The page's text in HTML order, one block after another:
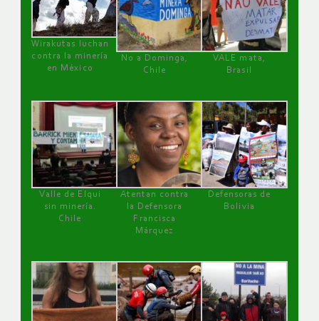
Wirakutas luchan
contra la minería
en México
No a Dominga,
Chile
VALE mata,
Brasil
Valle de Elqui
sin minería.
Chile
Atentan contra
la Defensora
Francisca
Márquez
Defensoras de
Bolivia